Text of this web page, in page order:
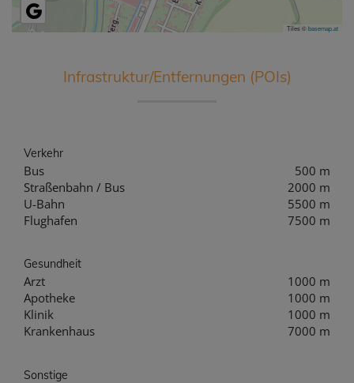
Tiles ©basemap.at
Infrastruktur/Entfernungen (POIs)
Verkehr
Bus
500 m
Straßenbahn / Bus
2000 m
U-Bahn
5500 m
Flughafen
7500 m
Gesundheit
Arzt
1000 m
Apotheke
1000 m
Klinik
1000 m
Krankenhaus
7000 m
Sonstige